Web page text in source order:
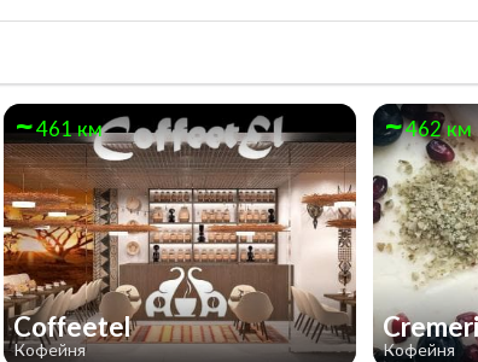
461 км
Coffeetel
Кофейня
462 км
Кофейня